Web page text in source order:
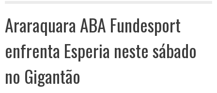
Araraquara ABA Fundesport
enfrenta Esperia neste sábado
no Gigantão